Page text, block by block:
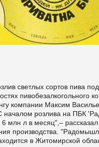
светлых сортов пива
пивобезалкогольного
компании Максим
началом розлива на ПБК
млн л в месяц",– рассказал
производства.
в Житомирской